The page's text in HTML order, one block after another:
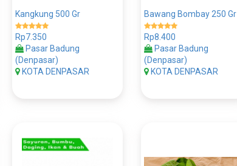
Kangkung 500 Gr
Rp7.350
Pasar Badung
(Denpasar)
KOTA DENPASAR
Bawang Bombay 250 Gr
Rp8.400
Pasar Badung
(Denpasar)
KOTA DENPASAR